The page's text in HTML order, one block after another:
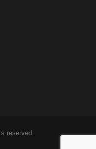
reserved.